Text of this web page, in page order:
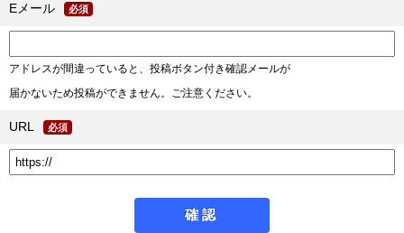
Eメール 必須
アドレスが間違っていると、投稿ボタン付き確認メールが
届かないため投稿ができません。ご注意ください。
URL 必須